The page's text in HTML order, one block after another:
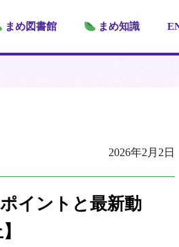
まめ図書館 まめ知識
2026年2月2日
イントと最新動